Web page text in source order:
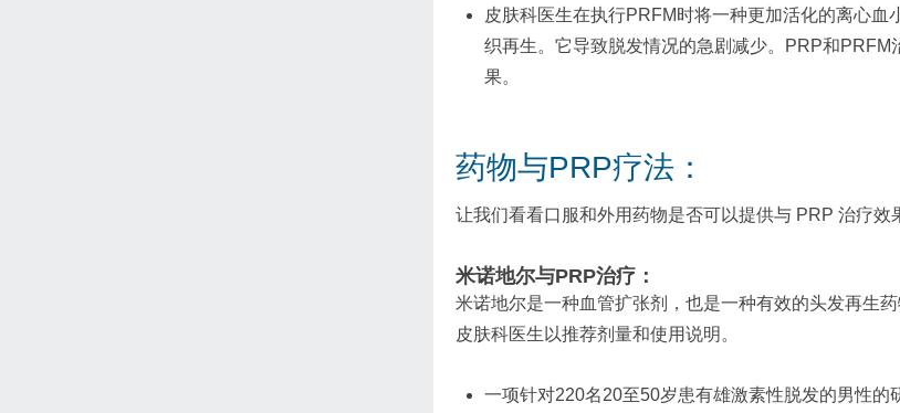
皮肤科医生在执行PRFM时将一种更加活化的离心
织再生。它导致脱发情况的急剧减少。PRP和
果。
药物与PRP疗法：
让我们看看口服和外用药物是否可以提供与 PRP 治疗效
米诺地尔与PRP治疗：
米诺地尔是一种血管扩张剂，也是一种有效的头发再生
皮肤科医生以推荐剂量和使用说明。
一项针对220名20至50岁患有雄激素性脱发的男性